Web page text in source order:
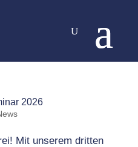
2026
Mit unserem dritten